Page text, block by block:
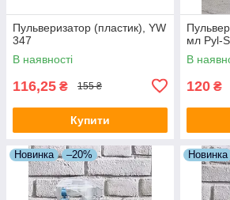
Пульверизатор (пластик), YW
347
В наявності
116,25 ₴ 155 ₴
Купити
мл Pyl-
В
120 ₴
Новинка –20% Новинка